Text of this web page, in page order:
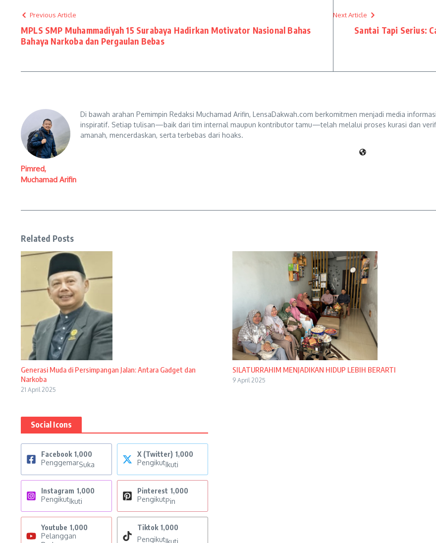
Previous Article
MPLS SMP Muhammadiyah 15 Surabaya Hadirkan Motivator Nasional Bahas
Bahaya Narkoba dan Pergaulan Bebas
Next Article
Santai Tapi Serius:
Pimred,
Muchamad Arifin
Di bawah arahan Pemimpin Redaksi Muchamad Arifin, LensaDakwah.com berkomitmen menjadi media
inspiratif. Setiap tulisan—baik dari tim internal maupun kontributor tamu—telah melalui proses kurasi dan
amanah, mencerdaskan, serta terbebas dari hoaks.
Related Posts
Generasi Muda di Persimpangan Jalan: Antara Gadget dan
Narkoba
21 April 2025
SILATURRAHIM MENJADIKAN HIDUP LEBIH BERARTI
9 April 2025
Social Icons
Facebook 1,000
PenggemarSuka
X (Twitter) 1,000
PengikutIkuti
Instagram 1,000
PengikutIkuti
Pinterest 1,000
PengikutPin
Youtube 1,000
Pelanggan
Tiktok 1,000
Pengikut